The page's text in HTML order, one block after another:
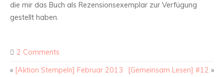
die mir das Buch als Rezensionsexemplar zur Verfügung
gestellt haben.
2 Comments
« [Aktion Stempeln] Februar 2013 [Gemeinsam Lesen] #12 »